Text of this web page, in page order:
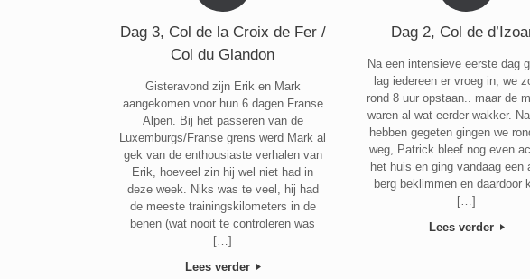
Dag 3, Col de la Croix de Fer /
Col du Glandon
Gisteravond zijn Erik en Mark
aangekomen voor hun 6 dagen Franse
Alpen. Bij het passeren van de
Luxemburgs/Franse grens werd Mark al
gek van de enthousiaste verhalen van
Erik, hoeveel zin hij wel niet had in
deze week. Niks was te veel, hij had
de meeste trainingskilometers in de
benen (wat nooit te controleren was
[…]
Lees verder
Dag 2, Col de
Na een intensieve eerste dag
lag iedereen er vroeg in, we
rond 8 uur opstaan.. maar de
waren al wat eerder wakker.
hebben gegeten gingen we
weg, Patrick bleef nog even
het huis en ging vandaag een
berg beklimmen en daardoor
[…]
Lees verder